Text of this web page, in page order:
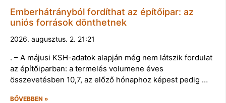
Emberhátrányból fordíthat az építőipar: az
uniós források dönthetnek
2026. augusztus. 2. 21:21
. – A májusi KSH-adatok alapján még nem látszik fordulat
az építőiparban: a termelés volumene éves
összevetésben 10,7, az előző hónaphoz képest pedig …
BŐVEBBEN »